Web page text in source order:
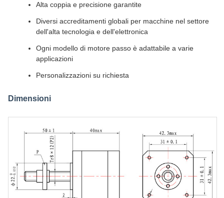
Alta coppia e precisione garantite
Diversi accreditamenti globali per macchine nel settore
dell'alta tecnologia e dell'elettronica
Ogni modello di motore passo è adattabile a varie
applicazioni
Personalizzazioni su richiesta
Dimensioni